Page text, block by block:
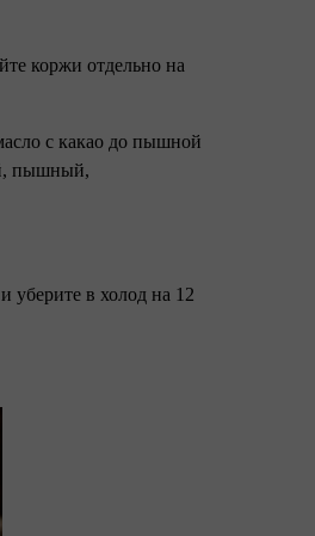
коржи отдельно на
с какао до пышной
пышный,
уберите в холод на 12